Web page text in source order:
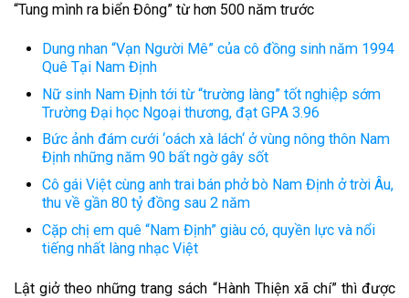
“Tung mình ra biển Đông” từ hơn 500 năm trước
Dung nhan “Vạn Người Mê” của cô đồng sinh năm 1994
Quê Tại Nam Định
Nữ sinh Nam Định tới từ “trường làng” tốt nghiệp sớm
Trường Đại học Ngoại thương, đạt GPA 3.96
Bức ảnh đám cưới ‘oách xà lách‘ ở vùng nông thôn Nam
Định những năm 90 bất ngờ gây sốt
Cô gái Việt cùng anh trai bán phở bò Nam Định ở trời Âu,
thu về gần 80 tỷ đồng sau 2 năm
Cặp chị em quê “Nam Định” giàu có, quyền lực và nổi
tiếng nhất làng nhạc Việt
Lật giở theo những trang sách “Hành Thiện xã chí” thì được